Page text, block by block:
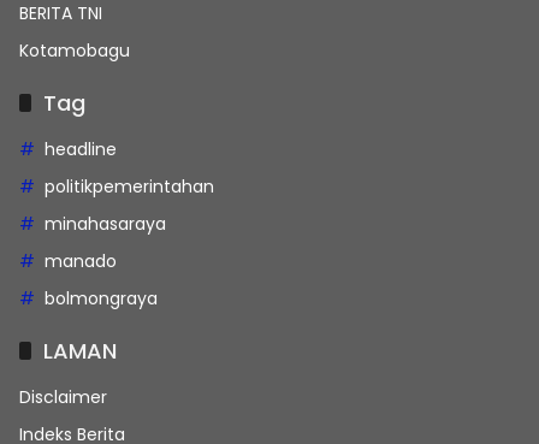
BERITA TNI
Kotamobagu
Tag
headline
politikpemerintahan
minahasaraya
manado
bolmongraya
LAMAN
Disclaimer
Indeks Berita